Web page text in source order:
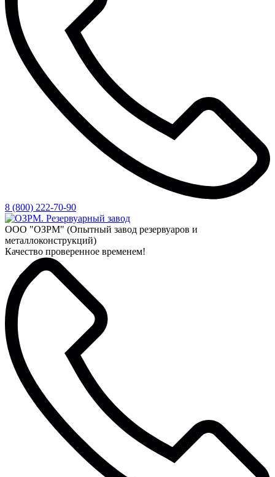
8 (800) 222-70-90
ООО "ОЗРМ" (Опытный завод резервуаров и
металлоконструкций)
Качество проверенное временем!